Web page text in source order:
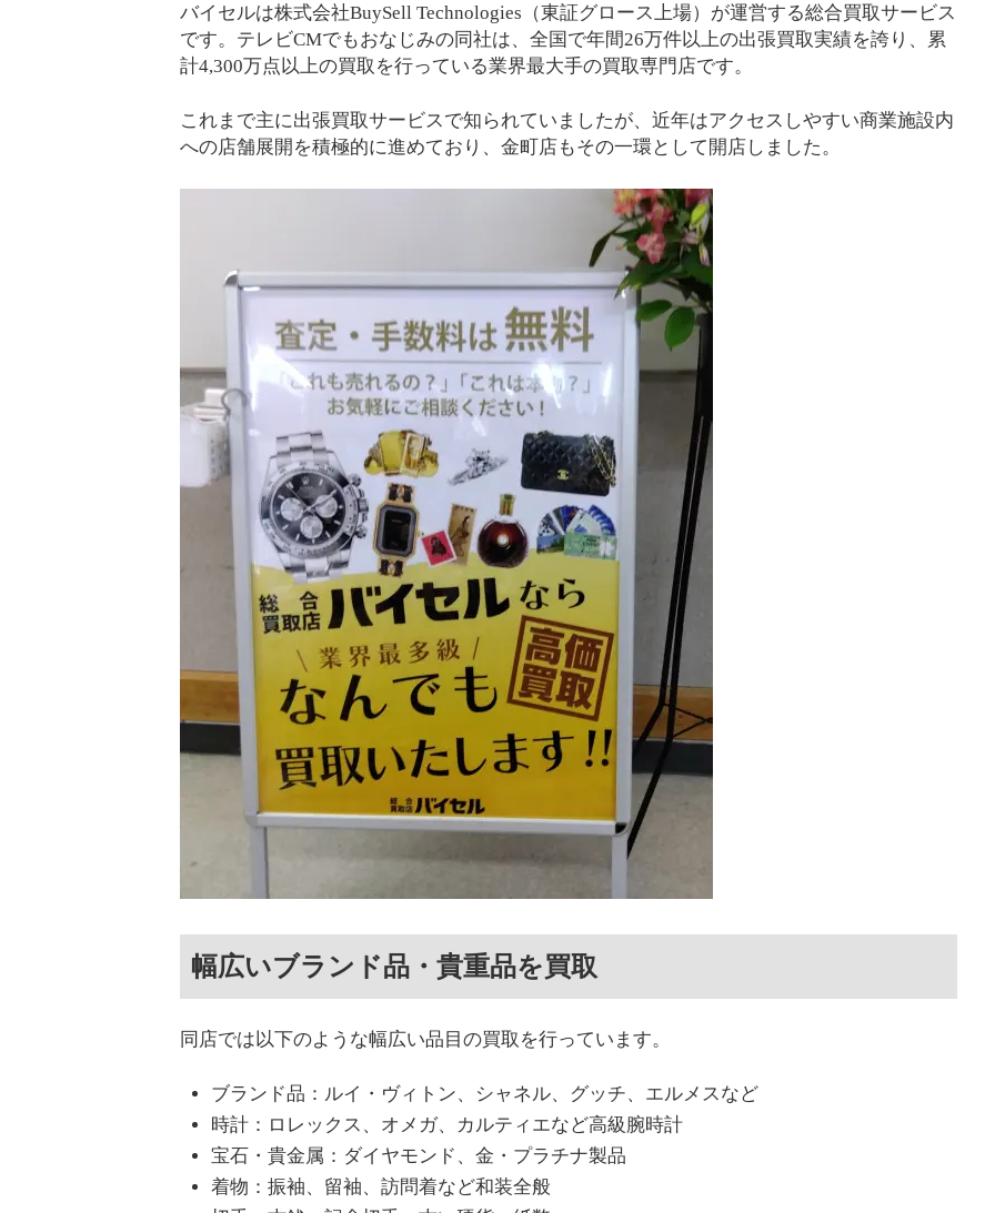
バイセルは株式会社BuySell Technologies（東証グロース上場）が運営する総合買取サービス
です。テレビCMでもおなじみの同社は、全国で年間26万件以上の出張買取実績を誇り、累
計4,300万点以上の買取を行っている業界最大手の買取専門店です。
これまで主に出張買取サービスで知られていましたが、近年はアクセスしやすい商業施設内
への店舗展開を積極的に進めており、金町店もその一環として開店しました。
幅広いブランド品・貴重品を買取
同店では以下のような幅広い品目の買取を行っています。
ブランド品：ルイ・ヴィトン、シャネル、グッチ、エルメスなど
時計：ロレックス、オメガ、カルティエなど高級腕時計
宝石・貴金属：ダイヤモンド、金・プラチナ製品
着物：振袖、留袖、訪問着など和装全般